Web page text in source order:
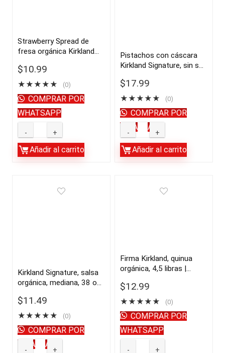
importado
de
USA
quantity
libras,
paquete
de
2
|
importado
USA
quantity
Strawberry Spread de
fresa orgánica Kirkland
importado de USA
$10.99
★★★★★ (0)
Spread
de
importado
de
USA
quantity
Añadir al carrito
COMPRAR POR
WHATSAPP
Pistachos con cáscara
Kirkland Signature, sin sal,
USA
$17.99
★★★★★ (0)
Pistachos
con
cáscara
|
importado
de
USA
quantity
Añadir al carrito
COMPRAR POR
WHATSAPP
Kirkland Signature, salsa
orgánica, mediana, 38 oz,
USA
$11.49
★★★★★ (0)
Kirkland
COMPRAR POR
WHATSAPP
Firma Kirkland, quinua
orgánica, 4,5 libras |
$12.99
★★★★★ (0)
COMPRAR POR
WHATSAPP